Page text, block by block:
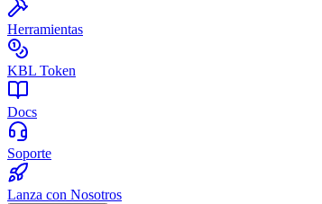
Herramientas
KBL Token
Docs
Soporte
Lanza con Nosotros